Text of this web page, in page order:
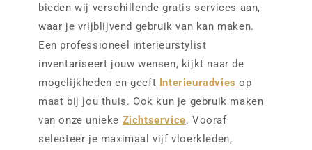
bieden wij verschillende gratis services aan,
waar je vrijblijvend gebruik van kan maken.
Een professioneel interieurstylist
inventariseert jouw wensen, kijkt naar de
mogelijkheden en geeft Interieuradviesop
maat bij jou thuis. Ook kun je gebruik maken
van onze unieke Zichtservice. Vooraf
selecteer je maximaal vijf vloerkleden,